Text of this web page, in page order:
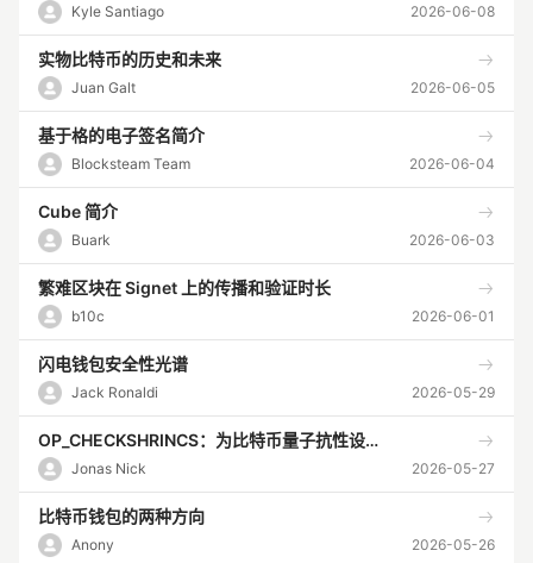
Kyle Santiago 2026-06-08
实物比特币的历史和未来
Juan Galt 2026-06-05
基于格的电子签名简介
Blocksteam Team 2026-06-04
Cube 简介
Buark 2026-06-03
繁难区块在 Signet 上的传播和验证时长
b10c 2026-06-01
闪电钱包安全性光谱
Jack Ronaldi 2026-05-29
OP_CHECKSHRINCS：为比特币量子抗性设计的哈希签名操作码
Jonas Nick 2026-05-27
比特币钱包的两种方向
Anony 2026-05-26